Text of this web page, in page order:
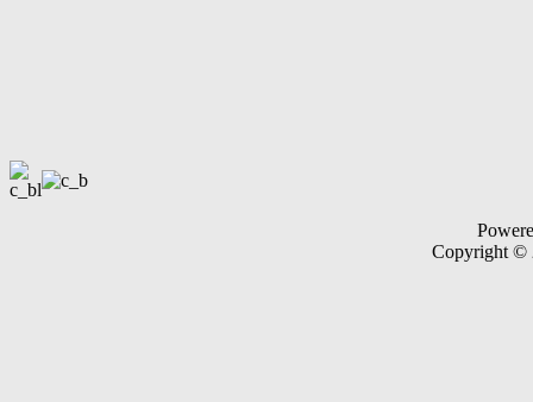
Copyright ©